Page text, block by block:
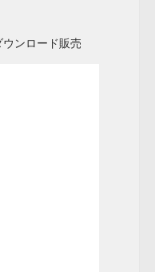
ンロード販売